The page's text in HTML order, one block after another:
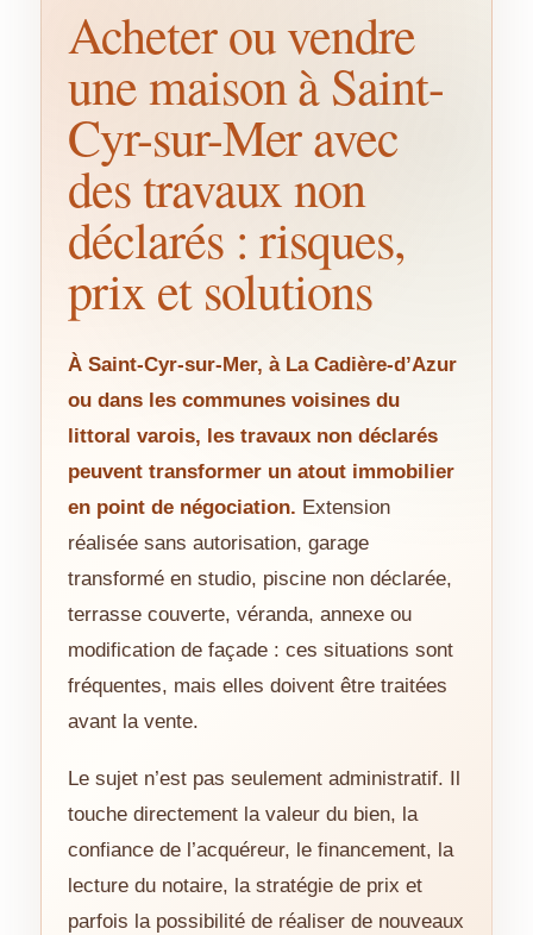
Acheter ou vendre
une maison à Saint-
Cyr-sur-Mer avec
des travaux non
déclarés : risques,
prix et solutions
À Saint-Cyr-sur-Mer, à La Cadière-d’Azur
ou dans les communes voisines du
littoral varois, les travaux non déclarés
peuvent transformer un atout immobilier
en point de négociation. Extension
réalisée sans autorisation, garage
transformé en studio, piscine non déclarée,
terrasse couverte, véranda, annexe ou
modification de façade : ces situations sont
fréquentes, mais elles doivent être traitées
avant la vente.
Le sujet n’est pas seulement administratif. Il
touche directement la valeur du bien, la
confiance de l’acquéreur, le financement, la
lecture du notaire, la stratégie de prix et
parfois la possibilité de réaliser de nouveaux